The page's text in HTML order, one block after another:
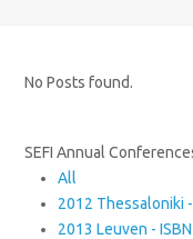
No Posts found.
SEFI Annual
All
2012 Thessaloniki
2013 Leuven -